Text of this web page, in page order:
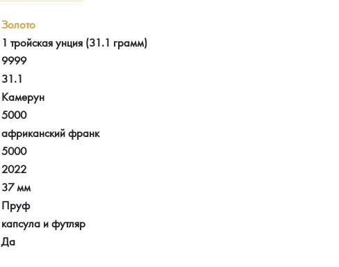
Золото
1 тройская унция (31.1 грамм)
9999
31.1
Камерун
5000
африканский франк
5000
2022
37 мм
Пруф
капсула и футляр
Да